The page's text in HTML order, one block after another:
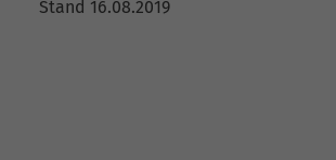
Stand 16.08.2019